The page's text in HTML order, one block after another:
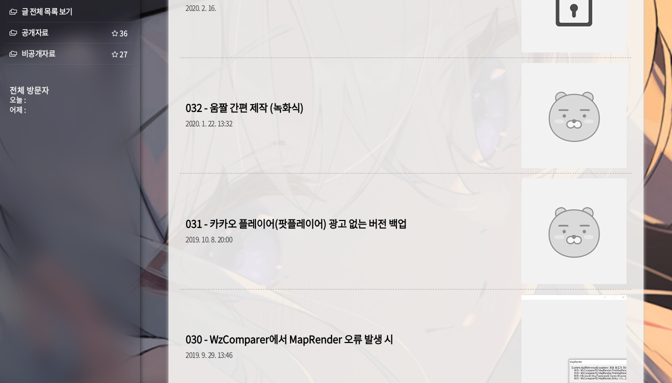
2020. 2. 16.
032 - 움짤 간편 제작 (녹화식)
2020. 1. 22. 13:32
031 - 카카오 플레이어(팟플레이어) 광고 없는 버전 백업
2019. 10. 8. 20:00
030 - WzComparer에서 MapRender 오류 발생 시
2019. 9. 29. 13:46
글 전체 목록 보기
공개자료
36
비공개자료 27
전체 방문자
오늘 :
어제 :